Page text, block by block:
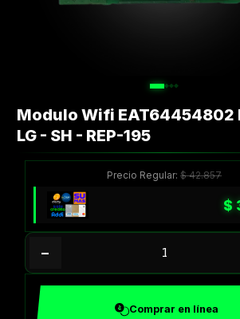
Modulo Wifi EAT64454802
LG - SH - REP-195
Precio Regular:$42.857
$
−
Comprar en línea